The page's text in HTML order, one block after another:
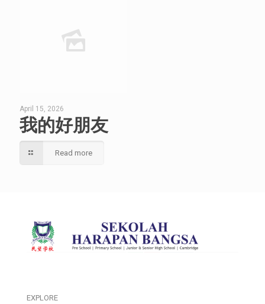
April 15, 2026
我的好朋友
Read more
EXPLORE